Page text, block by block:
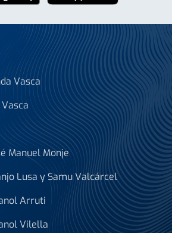
Vasca
Manuel Monje
Lusa y Samu Valcárcel
Arruti
Vilella